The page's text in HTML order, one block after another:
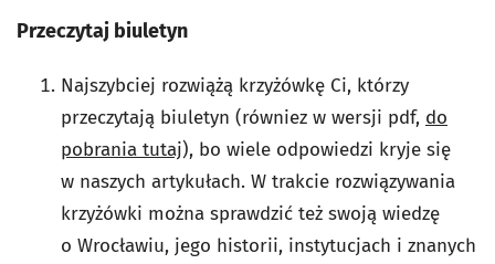
Przeczytaj biuletyn
Najszybciej rozwiążą krzyżówkę Ci, którzy
przeczytają biuletyn (równiez w wersji pdf, do
pobrania tutaj), bo wiele odpowiedzi kryje się
w naszych artykułach. W trakcie rozwiązywania
krzyżówki można sprawdzić też swoją wiedzę
o Wrocławiu, jego historii, instytucjach i znanych